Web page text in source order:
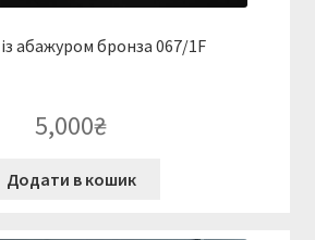
абажуром бронза 067/1F
5,000₴
Додати в кошик